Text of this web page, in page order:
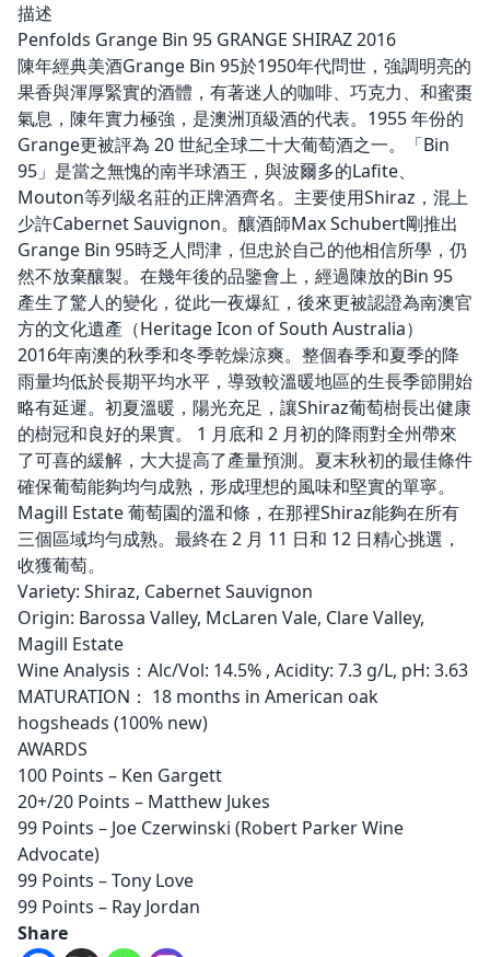
描述
Penfolds Grange Bin 95 GRANGE SHIRAZ 2016
陳年經典美酒Grange Bin 95於1950年代問世，強調明亮的
果香與渾厚緊實的酒體，有著迷人的咖啡、巧克力、和蜜棗
氣息，陳年實力極強，是澳洲頂級酒的代表。1955 年份的
Grange更被評為 20 世紀全球二十大葡萄酒之一。「Bin
95」是當之無愧的南半球酒王，與波爾多的Lafite、
Mouton等列級名莊的正牌酒齊名。主要使用Shiraz，混上
少許Cabernet Sauvignon。釀酒師Max Schubert剛推出
Grange Bin 95時乏人問津，但忠於自己的他相信所學，仍
然不放棄釀製。在幾年後的品鑒會上，經過陳放的Bin 95
產生了驚人的變化，從此一夜爆紅，後來更被認證為南澳官
方的文化遺產（Heritage Icon of South Australia）
2016年南澳的秋季和冬季乾燥涼爽。整個春季和夏季的降
雨量均低於長期平均水平，導致較溫暖地區的生長季節開始
略有延遲。初夏溫暖，陽光充足，讓Shiraz葡萄樹長出健康
的樹冠和良好的果實。 1 月底和 2 月初的降雨對全州帶來
了可喜的緩解，大大提高了產量預測。夏末秋初的最佳條件
確保葡萄能夠均勻成熟，形成理想的風味和堅實的單寧。
Magill Estate 葡萄園的溫和條，在那裡Shiraz能夠在所有
三個區域均勻成熟。最終在 2 月 11 日和 12 日精心挑選，
收獲葡萄。
Variety: Shiraz, Cabernet Sauvignon
Origin: Barossa Valley, McLaren Vale, Clare Valley,
Magill Estate
Wine Analysis：Alc/Vol: 14.5% , Acidity: 7.3 g/L, pH: 3.63
MATURATION： 18 months in American oak
hogsheads (100% new)
AWARDS
100 Points – Ken Gargett
20+/20 Points – Matthew Jukes
99 Points – Joe Czerwinski (Robert Parker Wine
Advocate)
99 Points – Tony Love
99 Points – Ray Jordan
Share